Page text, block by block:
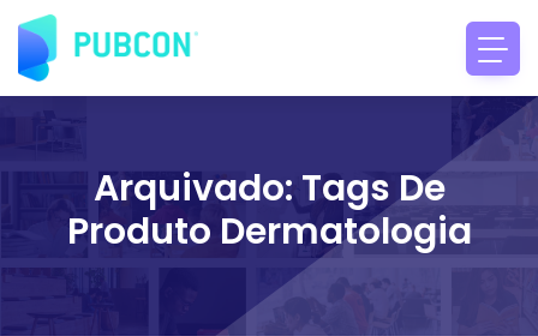
Arquivado: Tags De
Produto Dermatologia